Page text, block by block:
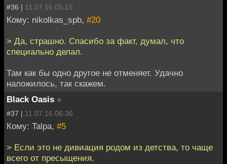
#36 | 11.07.16 05:16
Кому: nikolkas_spb, #20
> Да, страшно. Спасибо за факт, думал, что
специально делал.
Там как бы одно другое не отменяет. Удачно
наложилось, так скажем.
Black Oasis »
#37 | 11.07.16 06:36
Кому: Talpa, #5
> Если это не дивиация родом из детства, то чаще
всего от пресыщения.